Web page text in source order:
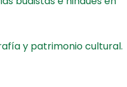
y patrimonio cultural.